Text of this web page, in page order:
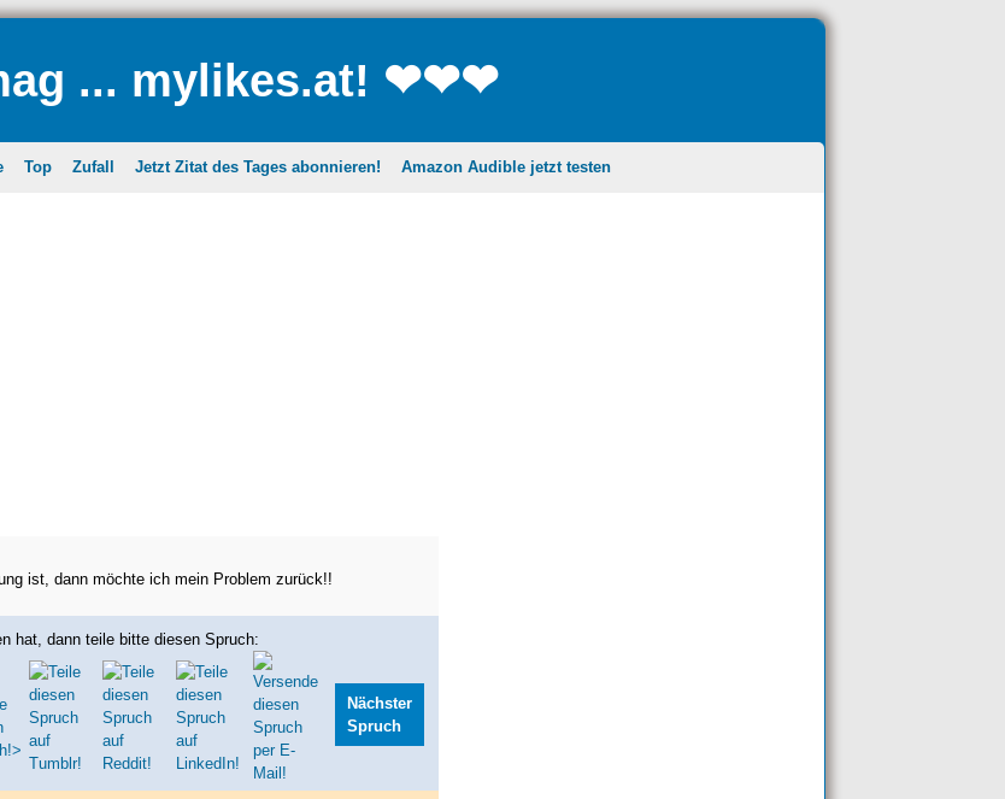
... mylikes.at! ❤❤❤
Top Zufall Jetzt Zitat des Tages abonnieren! Amazon Audible jetzt testen
ist, dann möchte ich mein Problem zurück!!
hat, dann teile bitte diesen Spruch:
Nächster
Spruch